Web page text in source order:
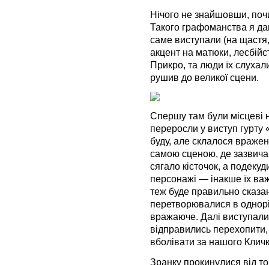
Нічого не знайшовши,
Такого графоманства я
саме виступали (на щастя,
акцент на матюки,
Прикро, та люди їх
рушив до великої сцени.
Спершу там були місцеві
переросли у виступ гурту
буду, але склалося
самою сценою, де
сягало кісточок, а
персонажі — інакше їх
теж буде правильно
перетворювалися в
вражаюче. Далі
відправились
вболівати за нашого
Зранку прокинулися від